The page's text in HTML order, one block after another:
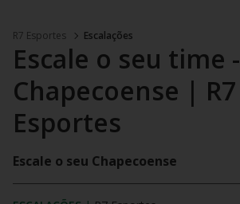
R7 Esportes Escalações
Escale o seu time -
Chapecoense | R7
Esportes
Escale o seu Chapecoense